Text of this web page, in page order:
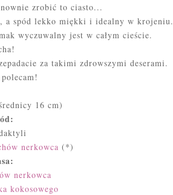
zrobić to ciasto...
a spód lekko miękki i idealny w krojeniu.
wyczuwalny jest w całym cieście.
za takimi zdrowszymi deserami.
16 cm)
nerkowca (*)
nerkowca
kokosowego